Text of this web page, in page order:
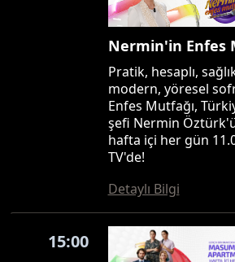
Nermin'in Enfes
Pratik, hesaplı,
modern, yöresel
Enfes Mutfağı,
şefi Nermin
hafta içi her gün
TV'de!
Detaylı Bilgi
15:00